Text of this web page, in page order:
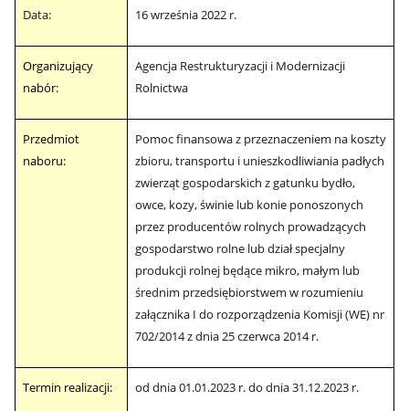
Data: 16 września 2022 r.
Organizujący
nabór:
Agencja Restrukturyzacji i Modernizacji
Rolnictwa
Przedmiot
naboru:
Pomoc finansowa z przeznaczeniem na koszty
zbioru, transportu i unieszkodliwiania padłych
zwierząt gospodarskich z gatunku bydło,
owce, kozy, świnie lub konie ponoszonych
przez producentów rolnych prowadzących
gospodarstwo rolne lub dział specjalny
produkcji rolnej będące mikro, małym lub
średnim przedsiębiorstwem w rozumieniu
załącznika I do rozporządzenia Komisji (WE) nr
702/2014 z dnia 25 czerwca 2014 r.
Termin realizacji: od dnia 01.01.2023 r. do dnia 31.12.2023 r.